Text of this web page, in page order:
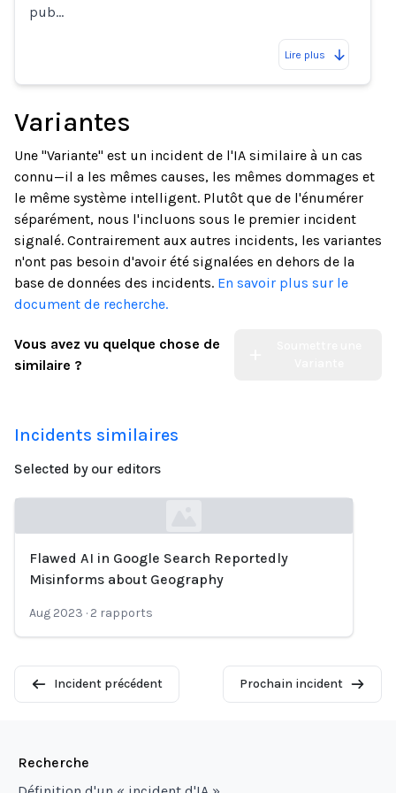
pub…
Lire plus
Variantes
Une "Variante" est un incident de l'IA similaire à un cas
connu—il a les mêmes causes, les mêmes dommages et
le même système intelligent. Plutôt que de l'énumérer
séparément, nous l'incluons sous le premier incident
signalé. Contrairement aux autres incidents, les variantes
n'ont pas besoin d'avoir été signalées en dehors de la
base de données des incidents. En savoir plus sur le
document de recherche.
Vous avez vu quelque chose de
similaire ?
Incidents similaires
Selected by our editors
Loading...
Flawed AI in Google Search Reportedly
Misinforms about Geography
Aug 2023 · 2 rapports
Incident précédent Prochain incident
Recherche